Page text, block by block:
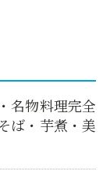
名物料理完全
ば・芋煮・美